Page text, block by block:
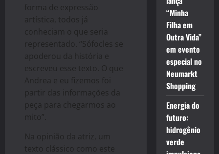
forma de expressão
artística, todos já
conheciam o que seria
representado. “Sófocles se
apoderou da história e
escreveu esse texto. O que
Andrea e eu fizemos foi
partir das informações da
peça para chegarmos ao
mito”.
Na opinião da atriz, um
texto clássico como este
“Minha
Filha em
Outra Vida”
em evento
especial no
Neumarkt
Shopping
Energia do
futuro:
hidrogênio
verde